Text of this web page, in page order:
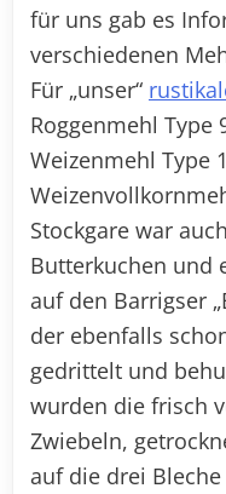
für uns gab es
verschiedenen
Für „unser“
Roggenmehl Type
Weizenmehl Type
Stockgare war
Butterkuchen und
auf den Barrigser
der ebenfalls
gedrittelt und
wurden die frisch
Zwiebeln,
auf die drei